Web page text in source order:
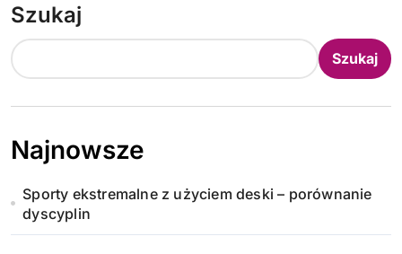
r
n
i
o
Szukaj
Szukaj
Najnowsze
Sporty ekstremalne z użyciem deski – porównanie
dyscyplin